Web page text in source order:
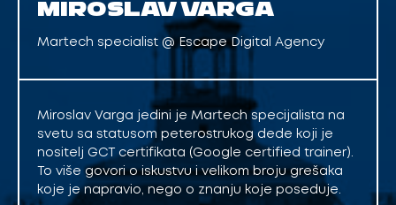
MIROSLAV VARGA
Martech specialist @ Escape Digital Agency
Miroslav Varga jedini je Martech specijalista na
svetu sa statusom peterostrukog dede koji je
nositelj GCT certifikata (Google certified trainer).
To više govori o iskustvu i velikom broju grešaka
koje je napravio, nego o znanju koje poseduje.